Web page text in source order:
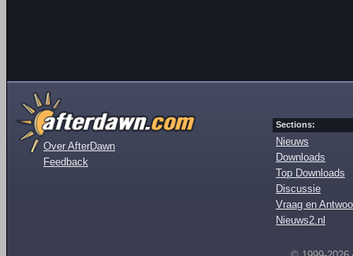
Over AfterDawn
Feedback
Sections:
Nieuws
Downloads
Top Downloads
Discussie
Vraag en
Nieuws2.nl